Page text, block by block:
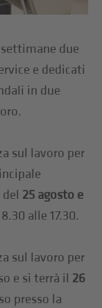
due
e dedicati
in due
sul lavoro per
25 agosto e
alle 17.30.
sul lavoro per
e si terrà il 26
presso la